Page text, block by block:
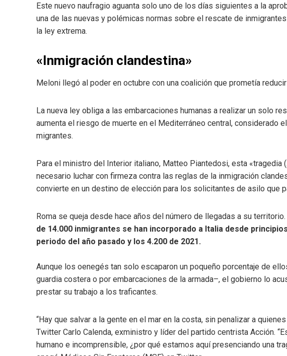
Este nuevo naufragio aguanta solo uno de los días siguientes a la
una de las nuevas y polémicas normas sobre el rescate de
la ley extrema.
«Inmigración clandestina»
Meloni llegó al poder en octubre con una coalición que prometía
La nueva ley obliga a las embarcaciones humanas a realizar un solo
aumenta el riesgo de muerte en el Mediterráneo central, considerado
migrantes.
Para el ministro del Interior italiano, Matteo Piantedosi, esta «tragedia
necesario luchar con firmeza contra las reglas de la inmigración
convierte en un destino de elección para los solicitantes de asilo que
Roma se queja desde hace años del número de llegadas a su
de 14.000 inmigrantes se han incorporado a Italia desde
periodo del año pasado y los 4.200 de 2021.
Aunque los oenegés tan solo escaparon un poqueño porcentaje de
guardia costera o por embarcaciones de la armada–, el gobierno lo
prestar su trabajo a los traficantes.
“Hay que salvar a la gente en el mar en la costa, sin penalizar a
Twitter Carlo Calenda, exministro y líder del partido centrista Acción.
humano e incomprensible, ¿por qué estamos aquí presenciando una